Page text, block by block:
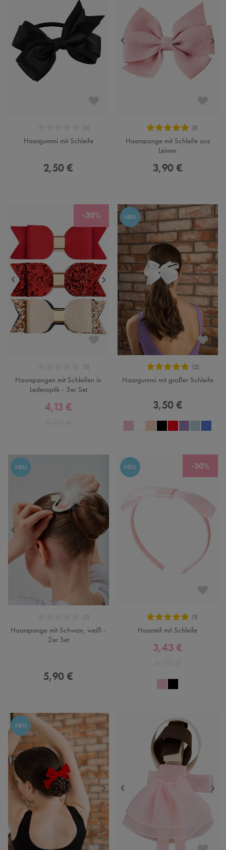
Haargummi mit Schleife
2,50 €
Haarspange mit Schleife aus
Leinen
3,90 €
-30%
Haarspangen mit Schleifen in
Lederoptik - 3er Set
4,13 €
NEU
Haargummi mit großer Schleife
3,50 €
NEU
Haarspange mit Schwan, weiß -
2er Set
5,90 €
-30%
NEU
Haarreif mit Schleife
3,43 €
NEU